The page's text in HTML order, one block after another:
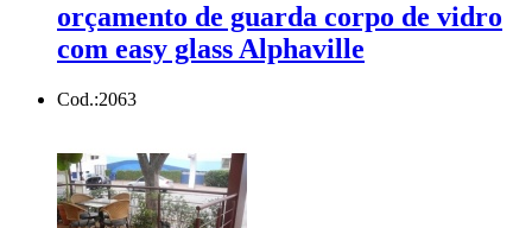
orçamento de guarda corpo de vidro
com easy glass Alphaville
Cod.:2063